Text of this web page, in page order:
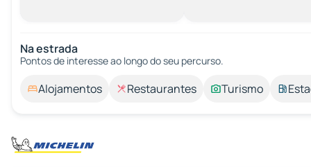
Na estrada
Pontos de interesse ao longo do seu percurso.
Alojamentos Restaurantes Turismo